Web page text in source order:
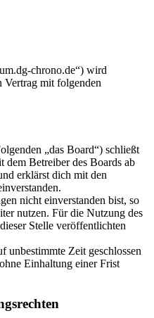
chrono.de“) wird
Vertrag mit folgenden
„das Board“) schließt
dem Betreiber des Boards ab
erklärst dich mit den
nicht einverstanden bist, so
nutzen. Für die Nutzung des
Stelle veröffentlichten
unbestimmte Zeit geschlossen
Einhaltung einer Frist